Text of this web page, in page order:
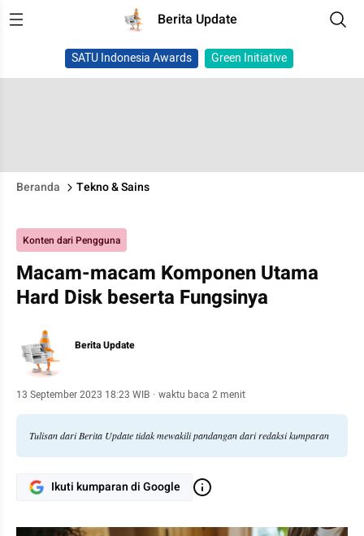
Berita Update
SATU Indonesia Awards Green Initiative
Beranda Tekno & Sains
Konten dari Pengguna
Macam-macam Komponen Utama
Hard Disk beserta Fungsinya
Berita Update
13 September 2023 18:23 WIB · waktu baca 2 menit
Tulisan dari Berita Update tidak mewakili pandangan dari redaksi kumparan
Ikuti kumparan di Google